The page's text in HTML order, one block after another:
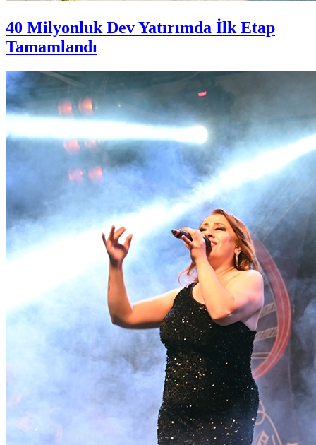
40 Milyonluk Dev Yatırımda İlk Etap
Tamamlandı